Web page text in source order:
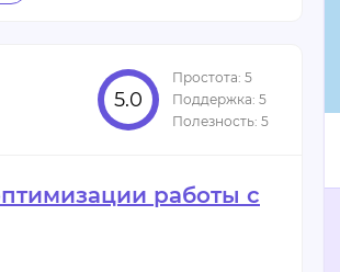
да и внутри программы
интересное.5.0
работы с